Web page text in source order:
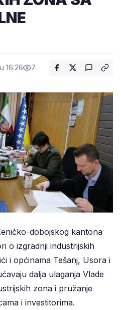
16:26 7
dobojskog kantona
o izgradnji industrijskih
i općinama Tešanj, Usora i
dalja ulaganja Vlade
zona i pružanje
i investitorima.